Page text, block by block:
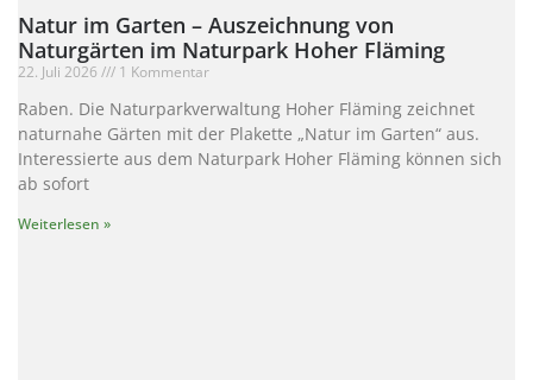
Natur im Garten – Auszeichnung von
Naturgärten im Naturpark Hoher Fläming
22. Juli 2026 1 Kommentar
Raben. Die Naturparkverwaltung Hoher Fläming zeichnet
naturnahe Gärten mit der Plakette „Natur im Garten“ aus.
Interessierte aus dem Naturpark Hoher Fläming können sich
ab sofort
Weiterlesen »